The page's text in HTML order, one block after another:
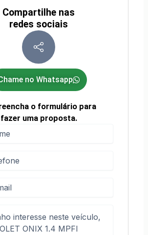
Compartilhe nas
redes sociais
no Whatsapp
o formulário para
fazer uma proposta.